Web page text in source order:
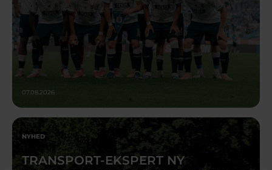
07.08.2026
NYHED
TRANSPORT-EKSPERT NY